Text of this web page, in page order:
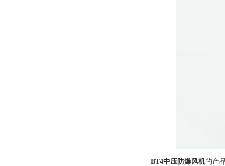
BT4中压防爆风机的产